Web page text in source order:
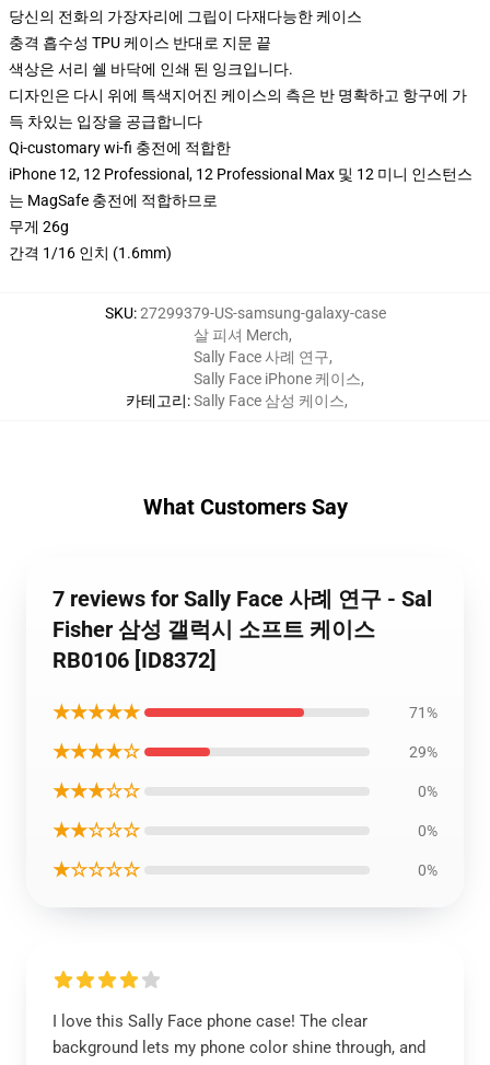
당신의 전화의 가장자리에 그립이 다재다능한 케이스
충격 흡수성 TPU 케이스 반대로 지문 끝
색상은 서리 쉘 바닥에 인쇄 된 잉크입니다.
디자인은 다시 위에 특색지어진 케이스의 측은 반 명확하고 항구에 가
득 차있는 입장을 공급합니다
Qi-customary wi-fi 충전에 적합한
iPhone 12, 12 Professional, 12 Professional Max 및 12 미니 인스턴스
는 MagSafe 충전에 적합하므로
무게 26g
간격 1/16 인치 (1.6mm)
SKU:27299379-US-samsung-galaxy-case
카테고리:
살 피셔 Merch,
Sally Face 사례 연구,
Sally Face iPhone 케이스,
Sally Face 삼성 케이스,
What Customers Say
7 reviews for Sally Face 사례 연구 - Sal
Fisher 삼성 갤럭시 소프트 케이스
RB0106 [ID8372]
★★★★★ 71%
★★★★☆ 29%
★★★☆☆ 0%
★★☆☆☆ 0%
★☆☆☆☆ 0%
I love this Sally Face phone case! The clear
background lets my phone color shine through, and